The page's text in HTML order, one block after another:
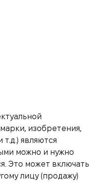
изобретения,
являются
можно и нужно
Это может включать
лицу (продажу)